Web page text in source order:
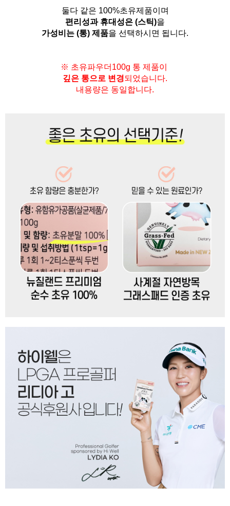
둘다 같은 100%초유제품이며
편리성과 휴대성은 (스틱)을
가성비는 (통) 제품을 선택하시면 됩니다.
※ 초유파우더100g 통 제품이
깊은 통으로 변경되었습니다.
내용량은 동일합니다.